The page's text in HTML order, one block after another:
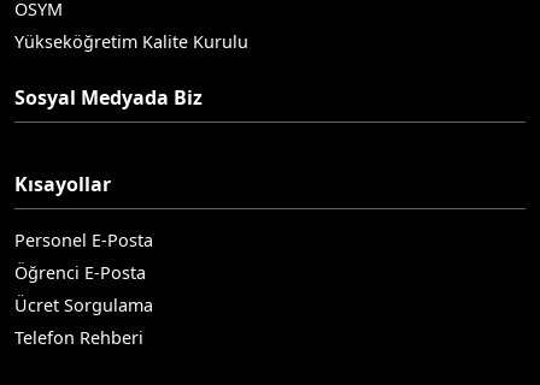
ÖSYM
Yükseköğretim Kalite Kurulu
Sosyal Medyada Biz
Kısayollar
Personel E-Posta
Öğrenci E-Posta
Ücret Sorgulama
Telefon Rehberi